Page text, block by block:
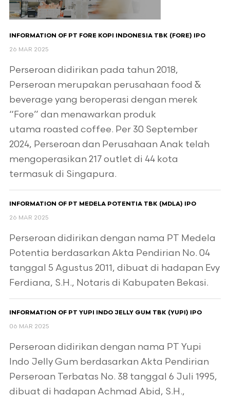
INFORMATION OF PT FORE KOPI INDONESIA TBK (FORE) IPO
26 MAR 2025
Perseroan didirikan pada tahun 2018,
Perseroan merupakan perusahaan food &
beverage yang beroperasi dengan merek
“Fore” dan menawarkan produk
utama roasted coffee. Per 30 September
2024, Perseroan dan Perusahaan Anak telah
mengoperasikan 217 outlet di 44 kota
termasuk di Singapura.
INFORMATION OF PT MEDELA POTENTIA TBK (MDLA) IPO
26 MAR 2025
Perseroan didirikan dengan nama PT Medela
Potentia berdasarkan Akta Pendirian No. 04
tanggal 5 Agustus 2011, dibuat di hadapan Evy
Ferdiana, S.H., Notaris di Kabupaten Bekasi.
INFORMATION OF PT YUPI INDO JELLY GUM TBK (YUPI) IPO
06 MAR 2025
Perseroan didirikan dengan nama PT Yupi
Indo Jelly Gum berdasarkan Akta Pendirian
Perseroan Terbatas No. 38 tanggal 6 Juli 1995,
dibuat di hadapan Achmad Abid, S.H.,